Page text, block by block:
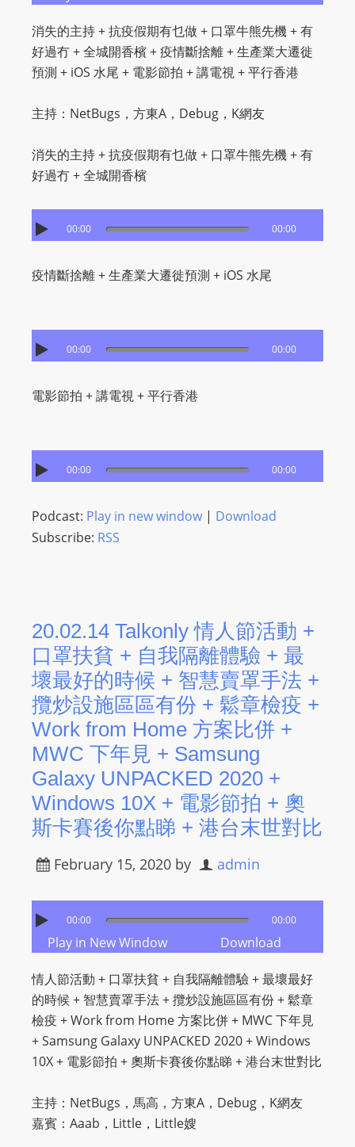
消失的主持 + 抗疫假期有乜做 + 口罩牛熊先機 + 有
好過冇 + 全城開香檳​ + 疫情斷捨離 + 生產業大遷徙
預測 + iOS 水尾​ + 電影節拍 + 講電視​ + 平行香港
主持：NetBugs，方東A，Debug，K網友
消失的主持 + 抗疫假期有乜做 + 口罩牛熊先機 + 有
好過冇 + 全城開香檳
00:00 00:00
疫情斷捨離 + 生產業大遷徙預測 + iOS 水尾
00:00 00:00
電影節拍 + 講電視​ + 平行香港
00:00 00:00
Podcast: Play in new window| Download
Subscribe: RSS
20.02.14 Talkonly 情人節活動 +
口罩扶貧 + 自我隔離體驗 + 最
壞最好的時候 + 智慧賣罩手法 +
攬炒設施區區有份 + 鬆章檢疫 +
Work from Home 方案比併 +
MWC 下年見 + Samsung
Galaxy UNPACKED 2020 +
Windows 10X + 電影節拍 + 奧
斯卡賽後你點睇 + 港台末世對比
February 15, 2020 by admin
00:00 00:00
Play in New Window Download
情人節活動 + 口罩扶貧 + 自我隔離體驗 + 最壞最好
的時候 + 智慧賣罩手法 + 攬炒設施區區有份 + 鬆章
檢疫 + Work from Home 方案比併 + MWC 下年見
+ Samsung Galaxy UNPACKED 2020 + Windows
10X + 電影節拍 + 奧斯卡賽後你點睇 + 港台末世對比
主持：NetBugs，馬高，方東A，Debug，K網友
嘉賓：Aaab，Little，Little嫂